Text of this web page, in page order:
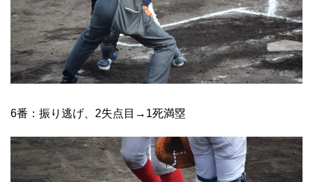
6番：振り逃げ、2失点目→1死満塁